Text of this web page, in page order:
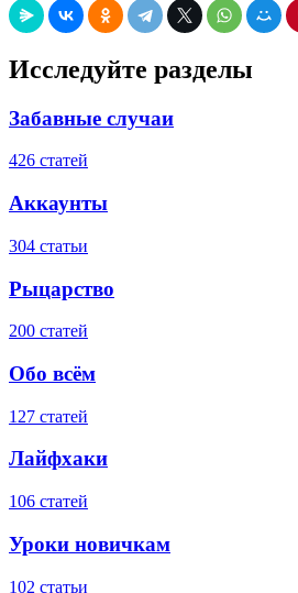
Исследуйте разделы
Забавные случаи
426 статей
Аккаунты
304 статьи
Рыцарство
200 статей
Обо всём
127 статей
Лайфхаки
106 статей
Уроки новичкам
102 статьи